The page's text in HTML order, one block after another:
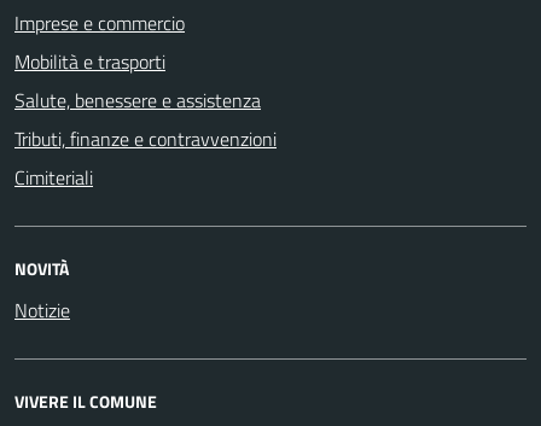
Imprese e commercio
Mobilità e trasporti
Salute, benessere e assistenza
Tributi, finanze e contravvenzioni
Cimiteriali
NOVITÀ
Notizie
VIVERE IL COMUNE